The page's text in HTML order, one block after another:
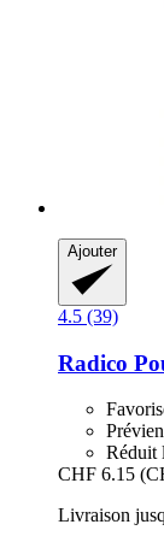
Ajouter
4.5 (39)
Radico
Réduit
CHF 6.15
Livraison